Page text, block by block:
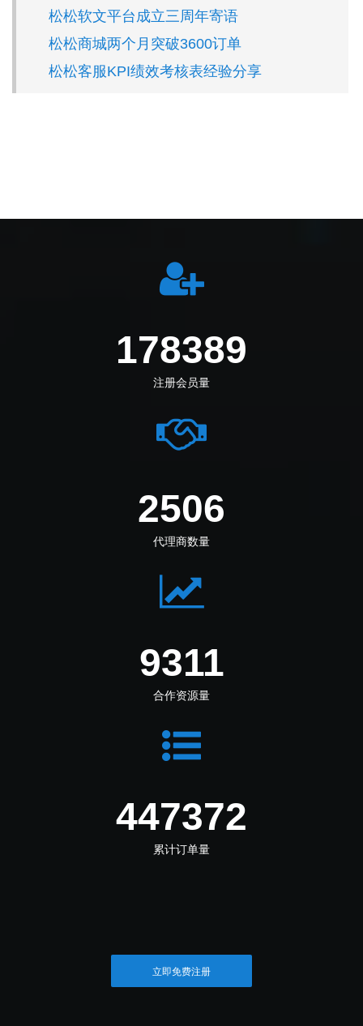
松松软文平台成立三周年寄语
松松商城两个月突破3600订单
松松客服KPI绩效考核表经验分享
219555
注册会员量
3084
代理商数量
11460
合作资源量
550612
累计订单量
立即免费注册